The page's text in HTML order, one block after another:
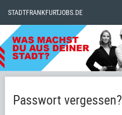
STADTFRANKFURTJOBS.DE
Passwort vergessen?